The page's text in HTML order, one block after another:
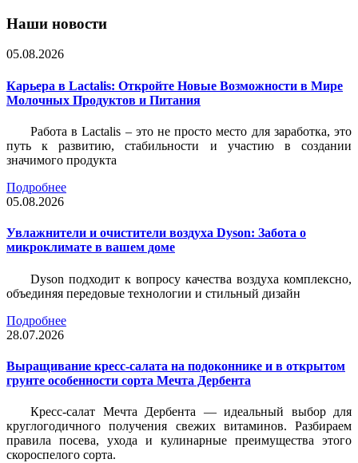
Наши новости
05.08.2026
Карьера в Lactalis: Откройте Новые Возможности в Мире
Молочных Продуктов и Питания
Работа в Lactalis – это не просто место для заработка, это
путь к развитию, стабильности и участию в создании
значимого продукта
Подробнее
05.08.2026
Увлажнители и очистители воздуха Dyson: Забота о
микроклимате в вашем доме
Dyson подходит к вопросу качества воздуха комплексно,
объединяя передовые технологии и стильный дизайн
Подробнее
28.07.2026
Выращивание кресс-салата на подоконнике и в открытом
грунте особенности сорта Мечта Дербента
Кресс-салат Мечта Дербента — идеальный выбор для
круглогодичного получения свежих витаминов. Разбираем
правила посева, ухода и кулинарные преимущества этого
скороспелого сорта.